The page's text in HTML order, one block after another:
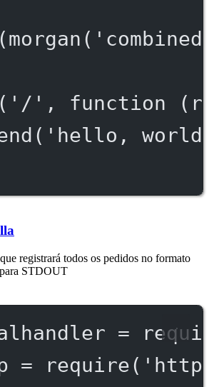
(morgan (
( '/' , function (
( 'hello,
registrará todos os pedidos no formato
STDOUT
=
= require(